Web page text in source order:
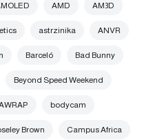
AM3D
AMD
ANVR
astrzinika
Bad Bunny
Barceló
Beyond Speed Weekend
bodycam
Campus Africa
Brown